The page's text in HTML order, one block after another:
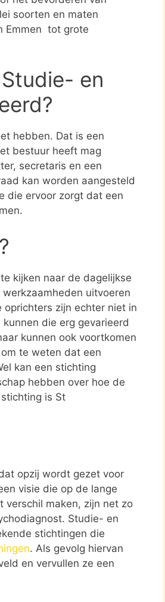
soorten en maten
Emmen tot grote
en
hebben. Dat is een
bestuur heeft mag
secretaris en een
kan worden aangesteld
die ervoor zorgt dat een
kijken naar de dagelijkse
uitvoeren
zijn echter niet in
die erg gevarieerd
kunnen ook voortkomen
te weten dat een
kan een stichting
hebben over hoe de
is St
opzij wordt gezet voor
visie die op de lange
verschil maken, zijn net zo
Studie- en
stichtingen die
. Als gevolg hiervan
en vervullen ze een